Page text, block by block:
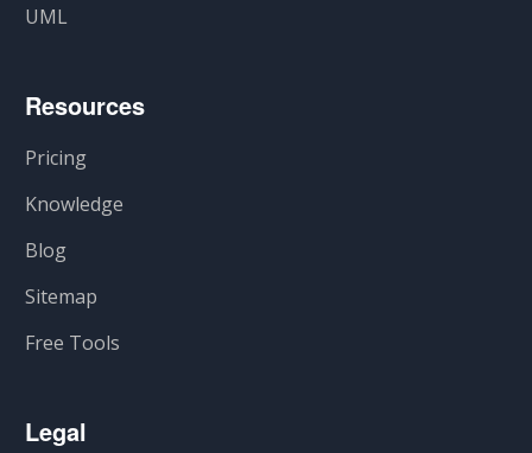
UML
Resources
Pricing
Knowledge
Blog
Sitemap
Free Tools
Legal